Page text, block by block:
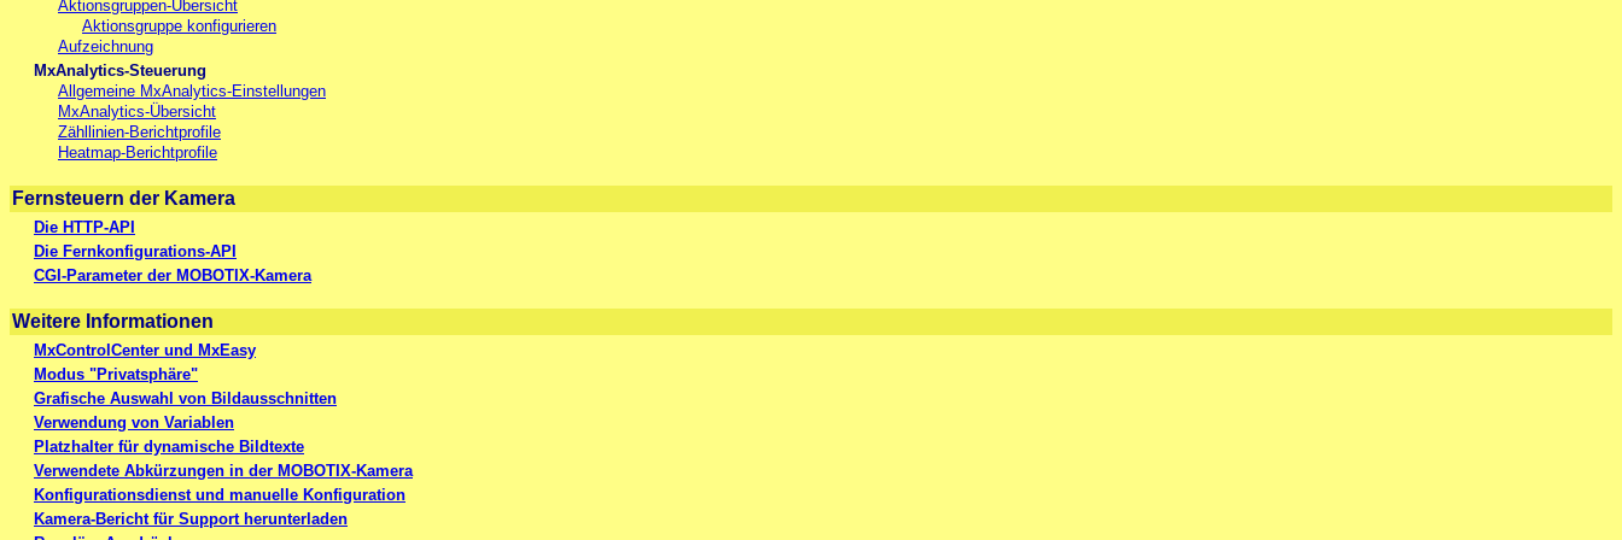
Aktionsgruppen-Übersicht
Aktionsgruppe konfigurieren
Aufzeichnung
MxAnalytics-Steuerung
Allgemeine MxAnalytics-Einstellungen
MxAnalytics-Übersicht
Zähllinien-Berichtprofile
Heatmap-Berichtprofile
Fernsteuern der Kamera
Die HTTP-API
Die Fernkonfigurations-API
CGI-Parameter der MOBOTIX-Kamera
Weitere Informationen
MxControlCenter und MxEasy
Modus "Privatsphäre"
Grafische Auswahl von Bildausschnitten
Verwendung von Variablen
Platzhalter für dynamische Bildtexte
Verwendete Abkürzungen in der MOBOTIX-Kamera
Konfigurationsdienst und manuelle Konfiguration
Kamera-Bericht für Support herunterladen